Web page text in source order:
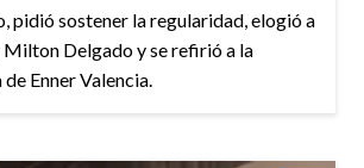
pidió sostener la regularidad, elogió a
Milton Delgado y se refirió a la
Enner Valencia.